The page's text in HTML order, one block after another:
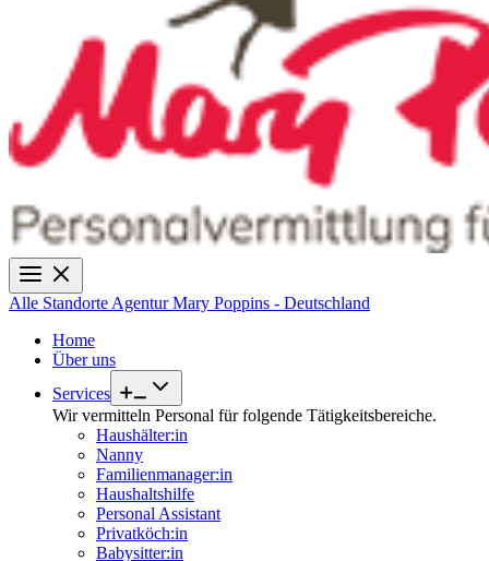
Alle Standorte Agentur Mary Poppins - Deutschland
Home
Über uns
Services
Wir vermitteln Personal für folgende Tätigkeitsbereiche.
Haushälter:in
Nanny
Familienmanager:in
Haushaltshilfe
Personal Assistant
Privatköch:in
Babysitter:in